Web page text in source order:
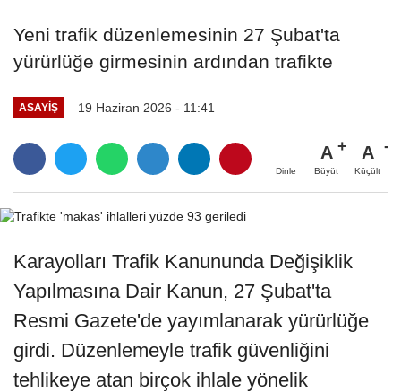
Yeni trafik düzenlemesinin 27 Şubat'ta
yürürlüğe girmesinin ardından trafikte
ASAYIŞ 19 Haziran 2026 - 11:41
Dinle
A
Büyüt
A
Küçült
Karayolları Trafik Kanununda Değişiklik
Yapılmasına Dair Kanun, 27 Şubat'ta
Resmi Gazete'de yayımlanarak yürürlüğe
girdi. Düzenlemeyle trafik güvenliğini
tehlikeye atan birçok ihlale yönelik